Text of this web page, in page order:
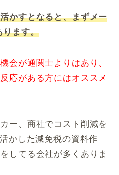
かすとなると、まずメー
ります。
会が通関士よりはあり、
応がある方にはオススメ
ー、商社でコスト削減を
かした減免税の資料作
してる会社が多くありま